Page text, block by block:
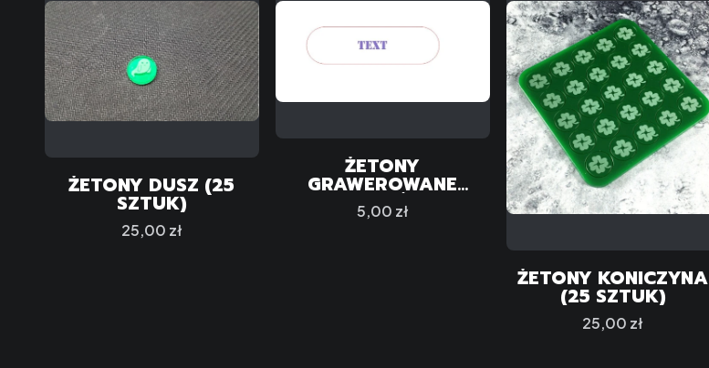
ŻETONY DUSZ (25
SZTUK)
Cena
25,00 zł
ŻETONY
GRAWEROWANE
PODŁUŻNE
Cena
5,00 zł
ŻETONY KONICZYNA
(25 SZTUK)
Cena
25,00 zł